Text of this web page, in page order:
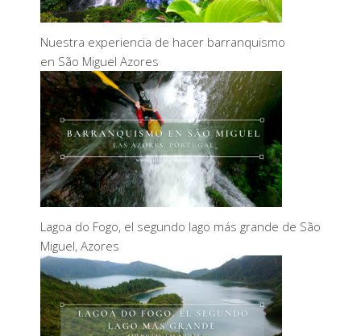
Nuestra experiencia de hacer barranquismo
en São Miguel Azores
Lagoa do Fogo, el segundo lago más grande de São
Miguel, Azores